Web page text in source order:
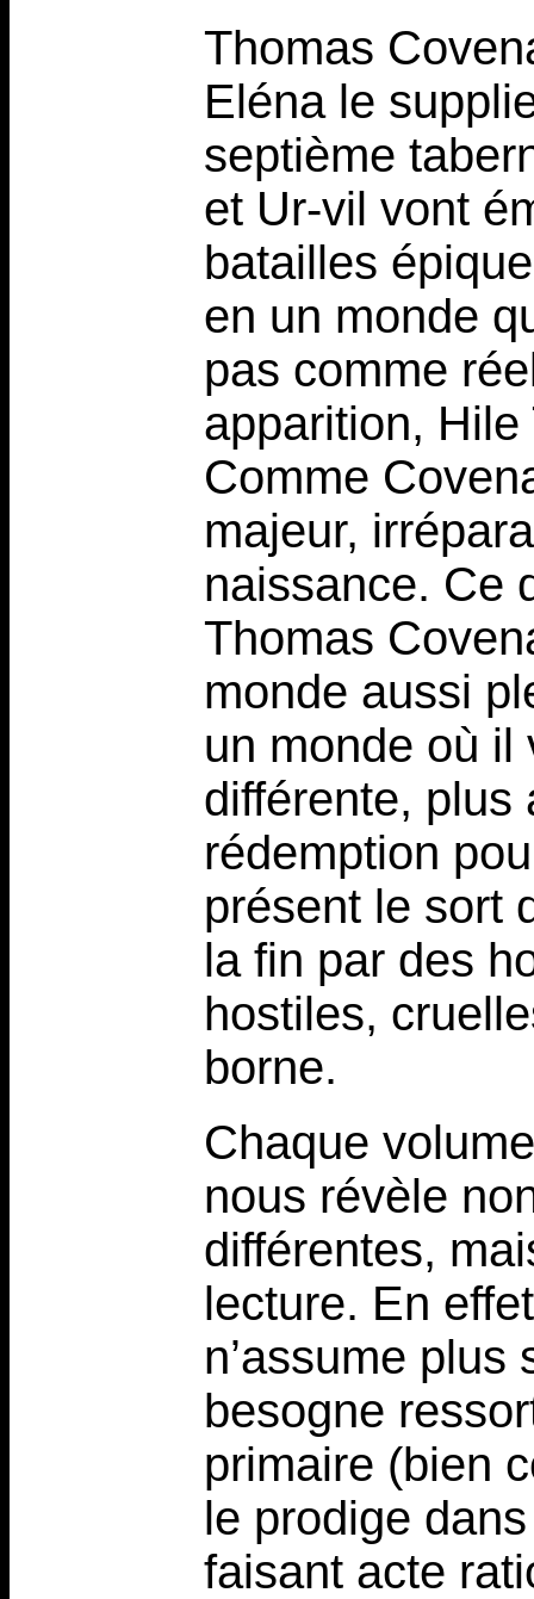
Thomas
Eléna le
septième
et Ur-vil vont
batailles
en un monde
pas comme
apparition,
Comme
majeur,
naissance. Ce
Thomas
monde aussi
un monde où il
différente, plus
rédemption
présent le sort
la fin par des
hostiles,
borne.
Chaque
nous révèle
différentes,
lecture. En
n’assume
besogne
primaire (bien
le prodige
faisant acte